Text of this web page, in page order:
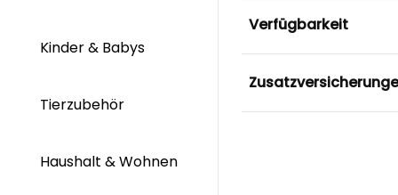
Kinder & Babys
Tierzubehör
Haushalt & Wohnen
Verfügbarkeit